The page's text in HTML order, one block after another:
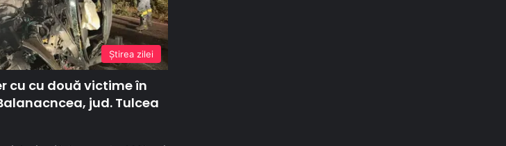
Ştirea zilei
cu cu două victime în
jud. Tulcea